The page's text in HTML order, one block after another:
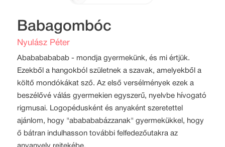
Babagombóc
Nyulász Péter
Abababababab - mondja gyermekünk, és mi értjük.
Ezekből a hangokból születnek a szavak, amelyekből a
költő mondókákat sző. Az első versélmények ezek a
beszélővé válás gyermekien egyszerű, nyelvbe hívogató
rigmusai. Logopédusként és anyaként szeretettel
ajánlom, hogy "ababababázzanak" gyermekükkel, hogy
ő bátran indulhasson további felfedezőutakra az